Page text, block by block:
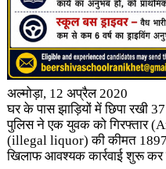
अल्मोड़ा, 12 अप्रैल 2020
घर के पास झाड़ियों में छिपा रखी
पुलिस ने एक युवक को गिरफ्तार
(illegal liquor) की कीमत
खिलाफ आवश्यक कार्रवाई शुरू कर